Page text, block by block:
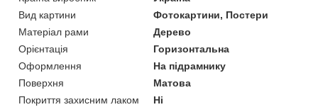
Вид картини
Фотокартини, Постери
Матеріал рами
Дерево
Орієнтація
Горизонтальна
Оформлення
На підрамнику
Поверхня
Матова
Покриття захисним лаком
Ні